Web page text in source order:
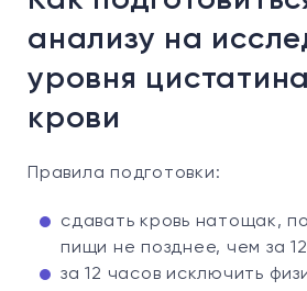
анализу на
уровня
крови
Правила подготовки:
сдавать кровь натощак,
пищи не позднее, чем за
за 12 часов исключить